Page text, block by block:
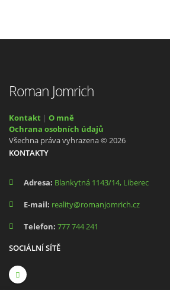
Roman Jomrich
Kontakt | O mně
Ochrana osobních údajů
Všechna práva vyhrazena © 2026
KONTAKTY
Adresa: Blankytná 1143/14, Liberec
E-mail: reality@romanjomrich.cz
Telefon: 777 744 241
SOCIÁLNÍ SÍTĚ